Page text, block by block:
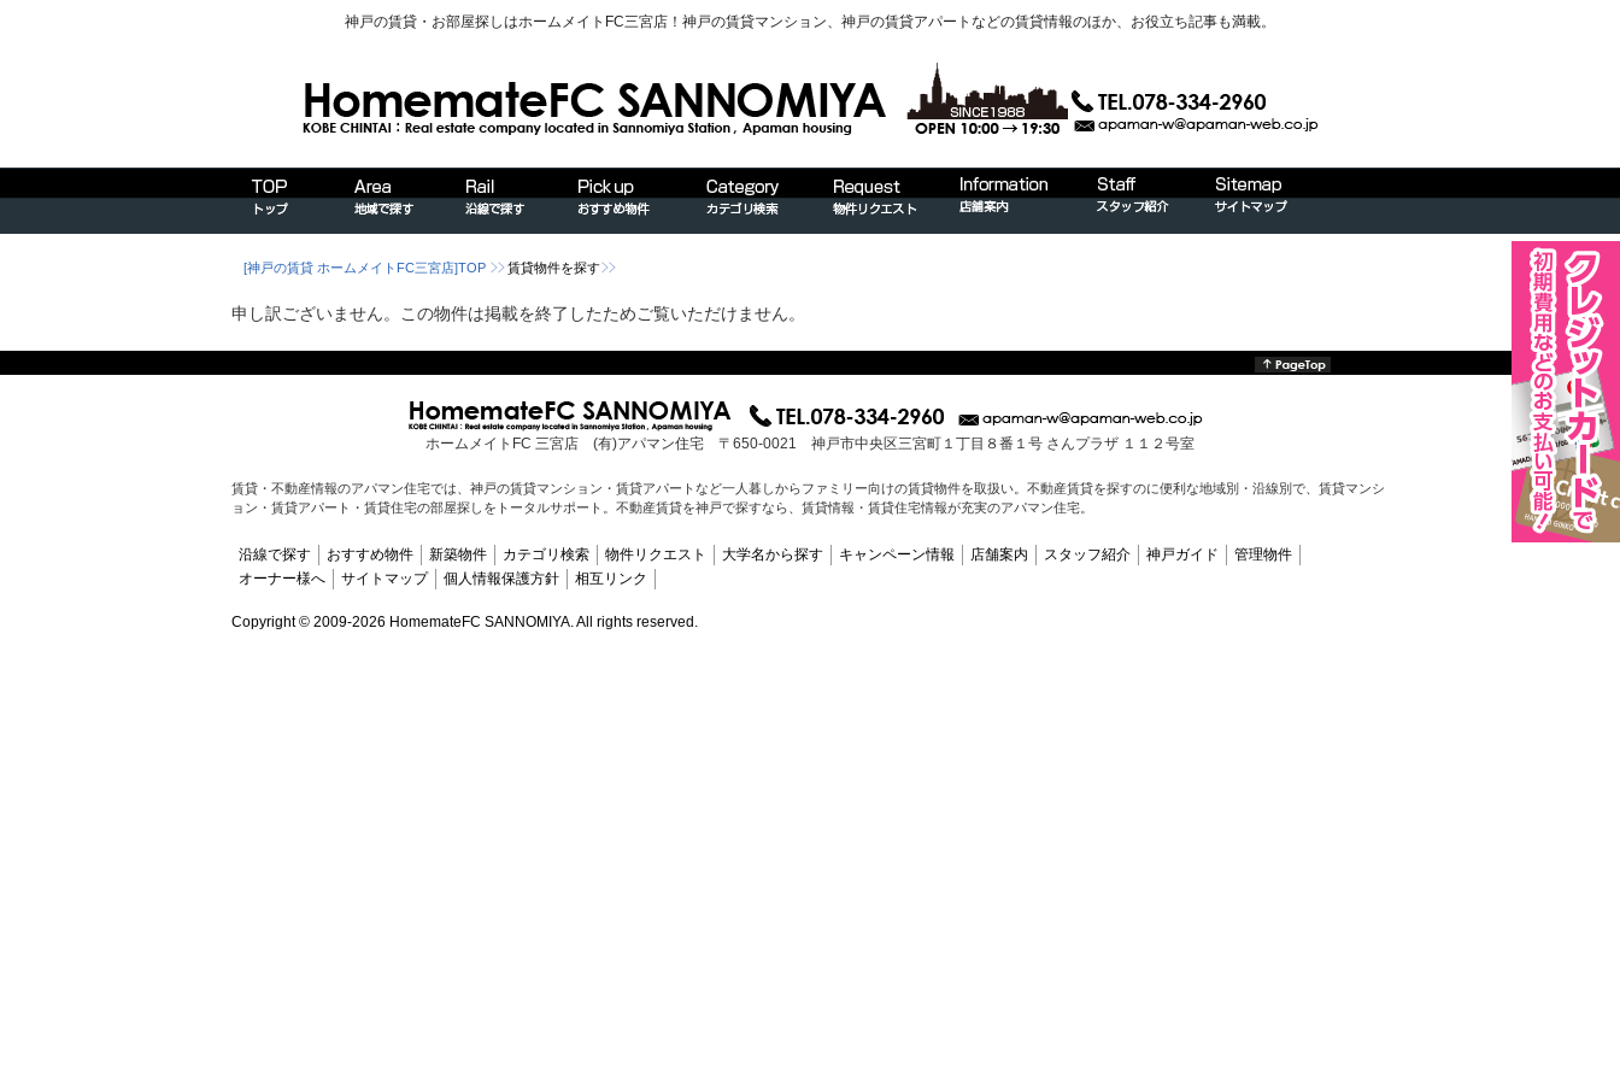
神戸の賃貸・お部屋探しはホームメイトFC三宮店！神戸の賃貸マンション、神戸の賃貸アパートなどの賃貸情報のほか、お役立ち記事も満載。
[神戸の賃貸 ホームメイトFC三宮店]TOP 賃貸物件を探す
申し訳ございません。この物件は掲載を終了したためご覧いただけません。
ホームメイトFC 三宮店 (有)アパマン住宅 〒650-0021 神戸市中央区三宮町１丁目８番１号 さんプラザ １１２号室
賃貸・不動産情報のアパマン住宅では、神戸の賃貸マンション・賃貸アパートなど一人暮しからファミリー向けの賃貸物件を取扱い。不動産賃貸を探すのに便利な地域別・沿線別で、賃貸マンシ
ョン・賃貸アパート・賃貸住宅の部屋探しをトータルサポート。不動産賃貸を神戸で探すなら、賃貸情報・賃貸住宅情報が充実のアパマン住宅。
沿線で探す おすすめ物件 新築物件 カテゴリ検索 物件リクエスト 大学名から探す キャンペーン情報 店舗案内 スタッフ紹介 神戸ガイド
管理物件
オーナー様へ
サイトマップ 個人情報保護方針 相互リンク
Copyright © 2009-2026 HomemateFC SANNOMIYA. All rights reserved.